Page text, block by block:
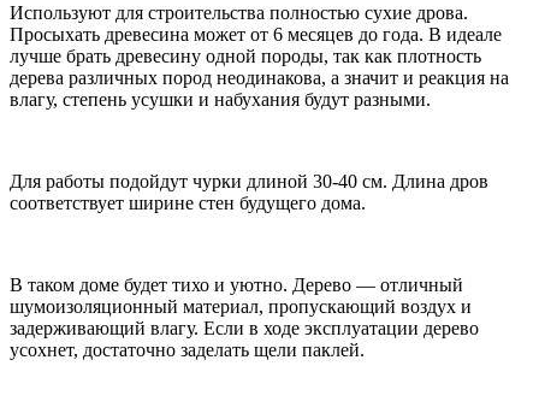
Используют для строительства полностью сухие дрова.
Просыхать древесина может от 6 месяцев до года. В идеале
лучше брать древесину одной породы, так как плотность
дерева различных пород неодинакова, а значит и реакция на
влагу, степень усушки и набухания будут разными.
Для работы подойдут чурки длиной 30-40 см. Длина дров
соответствует ширине стен будущего дома.
В таком доме будет тихо и уютно. Дерево — отличный
шумоизоляционный материал, пропускающий воздух и
задерживающий влагу. Если в ходе эксплуатации дерево
усохнет, достаточно заделать щели паклей.